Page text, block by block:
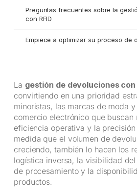
Preguntas frecuentes sobre la
con RFID
Empiece a optimizar su proceso de
La gestión de devoluciones con
convirtiendo en una prioridad
minoristas, las marcas de moda
comercio electrónico que buscan
eficiencia operativa y la
medida que el volumen de
creciendo, también lo hacen los
logística inversa, la visibilidad
de procesamiento y la
productos.